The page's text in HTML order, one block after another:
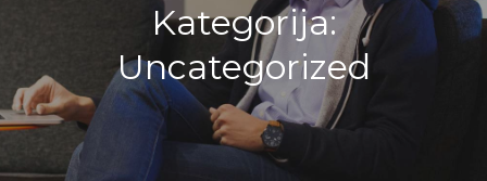
Kategorija:
Uncategorized